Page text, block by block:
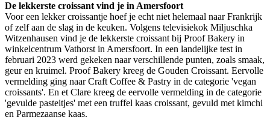
De lekkerste croissant vind je in Amersfoort
Voor een lekker croissantje hoef je echt niet helemaal naar Frankrijk
of zelf aan de slag in de keuken. Volgens televisiekok Miljuschka
Witzenhausen vind je de lekkerste croissant bij Proof Bakery in
winkelcentrum Vathorst in Amersfoort. In een landelijke test in
februari 2023 werd gekeken naar verschillende punten, zoals smaak,
geur en kruimel. Proof Bakery kreeg de Gouden Croissant. Eervolle
vermelding ging naar Craft Coffee & Pastry in de categorie 'vegan
croissants'. En et Clare kreeg de eervolle vermelding in de categorie
'gevulde pasteitjes' met een truffel kaas croissant, gevuld met kimchi
en Parmezaanse kaas.